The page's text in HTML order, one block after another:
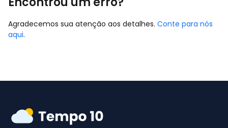
Agradecemos sua atenção aos detalhes. Conte para nós
aqui.